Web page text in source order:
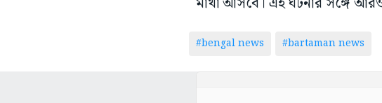
#bengal news #bartaman news